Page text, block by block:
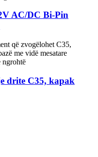
AC/DC Bi-Pin
drite C35, kapak